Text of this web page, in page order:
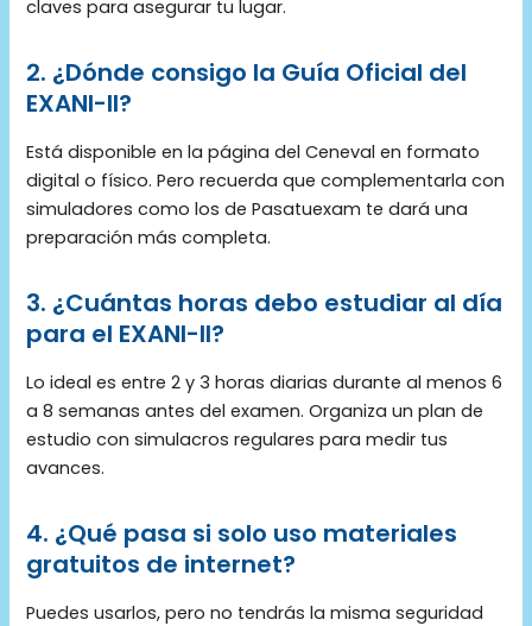
claves para asegurar tu lugar.
2. ¿Dónde consigo la Guía Oficial del
EXANI-II?
Está disponible en la página del Ceneval en formato
digital o físico. Pero recuerda que complementarla con
simuladores como los de Pasatuexam te dará una
preparación más completa.
3. ¿Cuántas horas debo estudiar al día
para el EXANI-II?
Lo ideal es entre 2 y 3 horas diarias durante al menos 6
a 8 semanas antes del examen. Organiza un plan de
estudio con simulacros regulares para medir tus
avances.
4. ¿Qué pasa si solo uso materiales
gratuitos de internet?
Puedes usarlos, pero no tendrás la misma seguridad